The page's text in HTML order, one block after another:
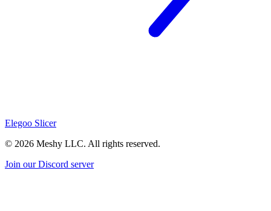
Elegoo Slicer
© 2026 Meshy LLC. All rights reserved.
Join our Discord server